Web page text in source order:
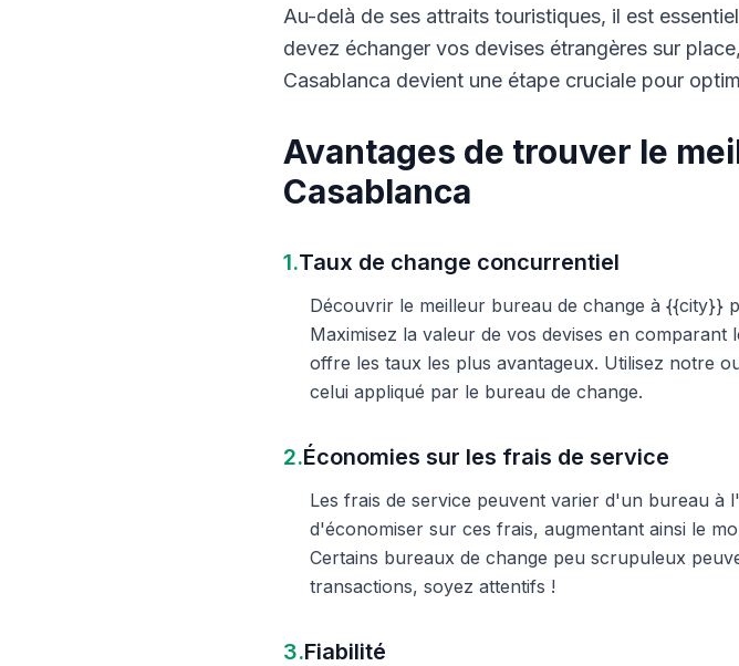
Au-delà de ses attraits touristiques, il est
devez échanger vos devises étrangères sur
Casablanca devient une étape cruciale pour
Avantages de trouver le
Casablanca
1.Taux de change concurrentiel
Découvrir le meilleur bureau de change à {{city}}
Maximisez la valeur de vos devises en
offre les taux les plus avantageux. Utilisez notre
celui appliqué par le bureau de change.
2.Économies sur les frais de service
Les frais de service peuvent varier d'un bureau
d'économiser sur ces frais, augmentant ainsi le
Certains bureaux de change peu scrupuleux
transactions, soyez attentifs !
3.Fiabilité